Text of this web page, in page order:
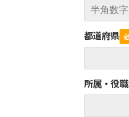
都道府県
所属・役職